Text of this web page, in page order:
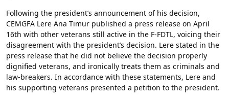
Following the president’s announcement of his decision,
CEMGFA Lere Ana Timur published a press release on April
16th with other veterans still active in the F-FDTL, voicing their
disagreement with the president’s decision. Lere stated in the
press release that he did not believe the decision properly
dignified veterans, and ironically treats them as criminals and
law-breakers. In accordance with these statements, Lere and
his supporting veterans presented a petition to the president.